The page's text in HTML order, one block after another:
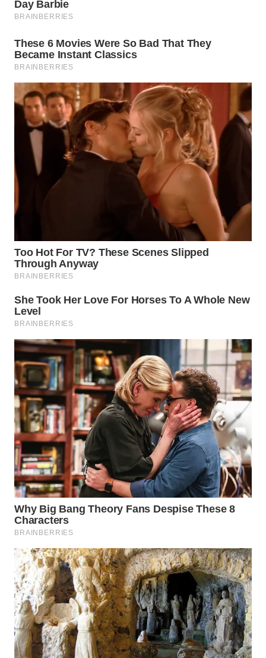
WN
WN
WN
LABUHANBATU
TAPANULI
TENGAH
WN
TEBING
TINGGI
WN
PAKPAK
WN
KARAWANG
WN
BEKASI
WN
BOGOR
WN
DEPOK
WN
UTARA
WN
SAMOSIR
WN
PADANG
LAWAS